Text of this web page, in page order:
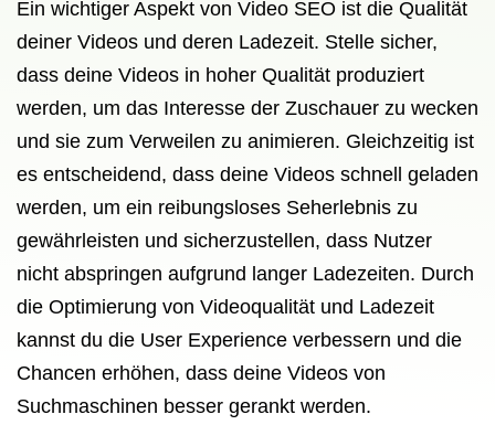
Ein wichtiger Aspekt von Video SEO ist die Qualität
deiner Videos und deren Ladezeit. Stelle sicher,
dass deine Videos in hoher Qualität produziert
werden, um das Interesse der Zuschauer zu wecken
und sie zum Verweilen zu animieren. Gleichzeitig ist
es entscheidend, dass deine Videos schnell geladen
werden, um ein reibungsloses Seherlebnis zu
gewährleisten und sicherzustellen, dass Nutzer
nicht abspringen aufgrund langer Ladezeiten. Durch
die Optimierung von Videoqualität und Ladezeit
kannst du die User Experience verbessern und die
Chancen erhöhen, dass deine Videos von
Suchmaschinen besser gerankt werden.